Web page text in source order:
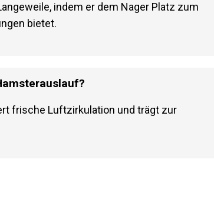
indem er dem Nager Platz zum
bietet.
frische Luftzirkulation und trägt zur